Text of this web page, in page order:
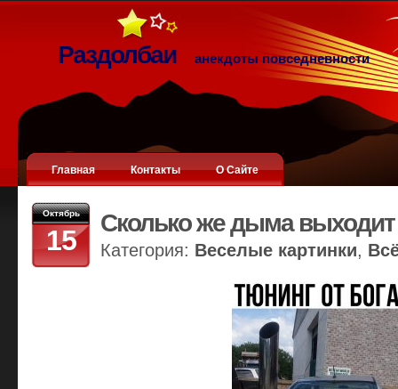
Раздолбаи анекдоты повседневности
Главная Контакты О Сайте
Октябрь
15
Сколько же дыма выходит
Категория: Веселые картинки,